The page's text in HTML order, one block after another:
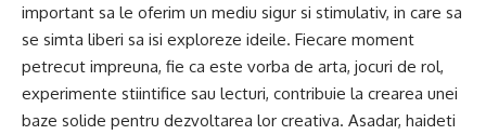
important sa le oferim un mediu sigur si stimulativ, in care sa
se simta liberi sa isi exploreze ideile. Fiecare moment
petrecut impreuna, fie ca este vorba de arta, jocuri de rol,
experimente stiintifice sau lecturi, contribuie la crearea unei
baze solide pentru dezvoltarea lor creativa. Asadar, haideti